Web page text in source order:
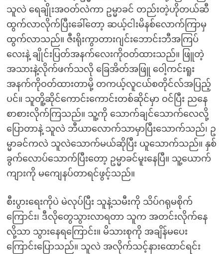
သူလဲ ရေချိုးအဝတ်လဲကာ ဥမ္မာခင် တည်းတဲ့ဟိုတယ်ဆီ
ထွက်လာလိုက်ပြီးခေါ်တော့ ဆယ့်ငါးမိနစ်လောက်ကြာမှ
ထွက်လာသည်။ ဇီးရိုးကွာတားဂျင်းဘောင်းဘီအကြပ်
လေးနဲ့ ချိုင်းပြတ်အနက်လေးကိုဝတ်ထားသည်။ ဖြူတဲ့
အသားနဲ့လိုက်ဖက်သလို ခြေအိတ်အဖြူ ဝေါ့ကင်းရူး
အနက်ကိုဝတ်ထားတာမို့ တကယ့်လူငယ်စတိုင်လ်အပြည့်
ပင်။ သူတိူ့ဆိုင်ကောင်းကောင်းတစ်ဆိုင်မှာ ဝင်ပြီး ညနေ
စာစားလိုက်ကြသည်။ သူ့ကို သောက်ချင်သောက်လေလို့
ပြောတာနဲ့ သူလဲ ဘီယာလောက်သာမှာပြီးသောက်သည်၊ ဥ
မ္မာခင်ကလဲ သူလဲသောက်မယ်ဆိုပြီး ယူသောက်သည်။ နှစ်
ခွက်လောပ်သောက်ပြီးတော့ ဥမ္မာခင်မူးနေပြီ။ သူ့ယောက်
ကျားကို မကျေနပ်တာရင်ဖွင့်သည်။
စီးပွားရေးကိုပဲ မဲလုပ်ပြီး သူနဲ့သမီးကို သိပ်ဂရုမစိုက်
ကြောင်း၊ ဒီလိုတွေသွားလာရတာ သူက အတင်းလိုက်နေ
လို့သာ သွားနေရကြောင်း။ မိသားစုကို အချိန်မပေး
ကြောင်းပြောသည်။ သူလဲ အလိုက်သင့်နားထောင်ရင်း